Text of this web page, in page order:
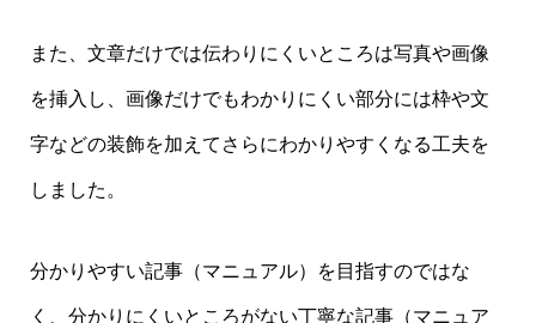
また、文章だけでは伝わりにくいところは写真や画像
を挿入し、画像だけでもわかりにくい部分には枠や文
字などの装飾を加えてさらにわかりやすくなる工夫を
しました。
分かりやすい記事（マニュアル）を目指すのではな
く、分かりにくいところがない丁寧な記事（マニュア